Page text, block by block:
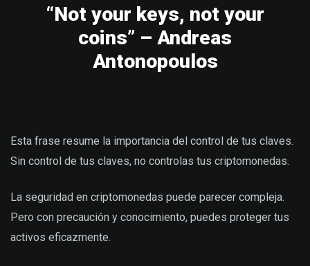
“Not your keys, not your
coins” – Andreas
Antonopoulos
Esta frase resume la importancia del control de tus claves.
Sin control de tus claves, no controlas tus criptomonedas.
La seguridad en criptomonedas puede parecer compleja.
Pero con precaución y conocimiento, puedes proteger tus
activos eficazmente.